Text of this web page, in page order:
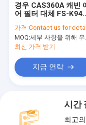
경우 CAS360A 캐빈
어 필터 대체 FS-
가격:Contact us for
MOQ:세부 사항을 위해 우리와 연락하세요
최신 가격 받기
지금 연락
시간
최고